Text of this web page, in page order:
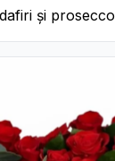
și prosecco